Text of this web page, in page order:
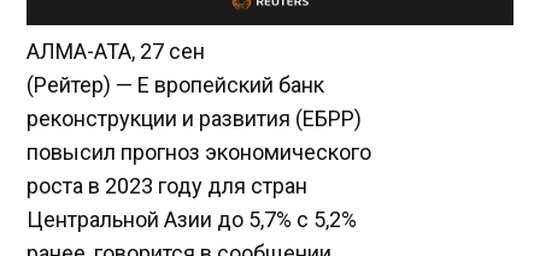
АЛМА-АТА, 27 сен
(Рейтер) — Е вропейский банк
реконструкции и развития (ЕБРР)
повысил прогноз экономического
роста в 2023 году для стран
Центральной Азии до 5,7% с 5,2%